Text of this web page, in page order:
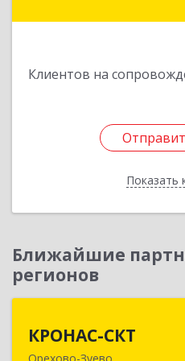
Клиентов на
Показать
Ближайшие
регионов
КРОНАС-СКТ
Орехово-Зуево